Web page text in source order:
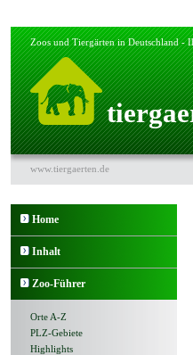
Zoos und Tiergärten in Deutschland -
www.tiergaerten.de
Home
Inhalt
Zoo-Führer
Orte A-Z
PLZ-Gebiete
Highlights